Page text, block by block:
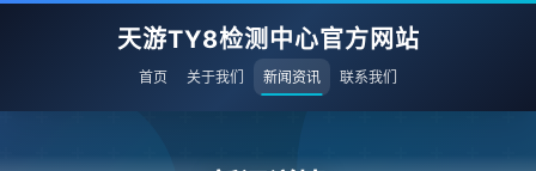
天游TY8检测中心官方网站
首页 关于我们 新闻资讯 联系我们